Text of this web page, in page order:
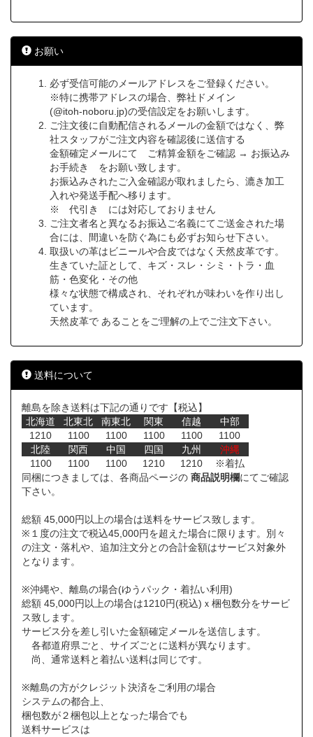
お願い
必ず受信可能のメールアドレスをご登録ください。
※特に携帯アドレスの場合、弊社ドメイン
(@itoh-noboru.jp)の受信設定をお願いします。
ご注文後に自動配信されるメールの金額ではなく、弊
社スタッフがご注文内容を確認後に送信する
金額確定メールにて ご精算金額をご確認 → お振込み
お手続き をお願い致します。
お振込みされたご入金確認が取れましたら、漉き加工
入れや発送手配へ移ります。
※ 代引き には対応しておりません
ご注文者名と異なるお振込ご名義にてご送金された場
合には、間違いを防ぐ為にも必ずお知らせ下さい。
取扱いの革はビニールや合皮ではなく天然皮革です。
生きていた証として、キズ・スレ・シミ・トラ・血
筋・色変化・その他
様々な状態で構成され、それぞれが味わいを作り出し
ています。
天然皮革で あることをご理解の上でご注文下さい。
送料について
離島を除き送料は下記の通りです【税込】
北海道
北東北 南東北 関東 信越
中部
1210
1100 1100 1100 1100
1100
北陸
関西 中国 四国 九州
沖縄
1100
1100 1100 1210 1210
※着払
同梱につきましては、各商品ページの 商品説明欄にてご確認
下さい。
総額 45,000円以上の場合は送料をサービス致します。
※１度の注文で税込45,000円を超えた場合に限ります。別々
の注文・落札や、追加注文分との合計金額はサービス対象外
となります。
※沖縄や、離島の場合(ゆうパック・着払い利用)
総額 45,000円以上の場合は1210円(税込)ｘ梱包数分をサービ
ス致します。
サービス分を差し引いた金額確定メールを送信します。
各都道府県ごと、サイズごとに送料が異なります。
尚、通常送料と着払い送料は同じです。
※離島の方がクレジット決済をご利用の場合
システムの都合上、
梱包数が２梱包以上となった場合でも
送料サービスは